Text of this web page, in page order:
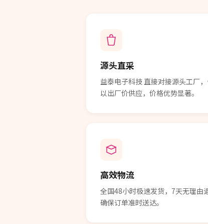
源头直采
益泰电子科技 直接对接源头工厂
以出厂价供应，价格优势显著。
高效物流
全国48小时极速发货，7天无理由
确保订单准时送达。